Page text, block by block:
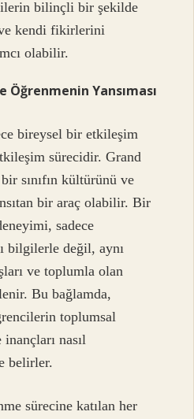
bilinçli bir şekilde
kendi fikirlerini
olabilir.
Yansıması
bireysel bir etkileşim
sürecidir. Grand
sınıfın kültürünü ve
bir araç olabilir. Bir
sadece
bilgilerle değil, aynı
ve toplumla olan
Bu bağlamda,
toplumsal
nasıl
belirler.
sürecine katılan her